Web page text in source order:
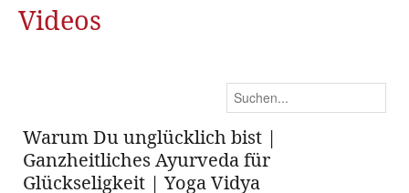
Videos
Warum Du unglücklich bist |
Ganzheitliches Ayurveda für
Glückseligkeit | Yoga Vidya